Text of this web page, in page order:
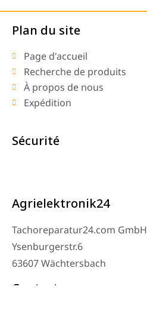
Plan du site
Page d'accueil
Recherche de produits
À propos de nous
Expédition
Sécurité
Agrielektronik24
Tachoreparatur24.com GmbH
Ysenburgerstr.6
63607 Wächtersbach
Contact